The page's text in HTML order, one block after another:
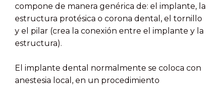
compone de manera genérica de: el implante, la
estructura protésica o corona dental, el tornillo
y el pilar (crea la conexión entre el implante y la
estructura).
El implante dental normalmente se coloca con
anestesia local, en un procedimiento